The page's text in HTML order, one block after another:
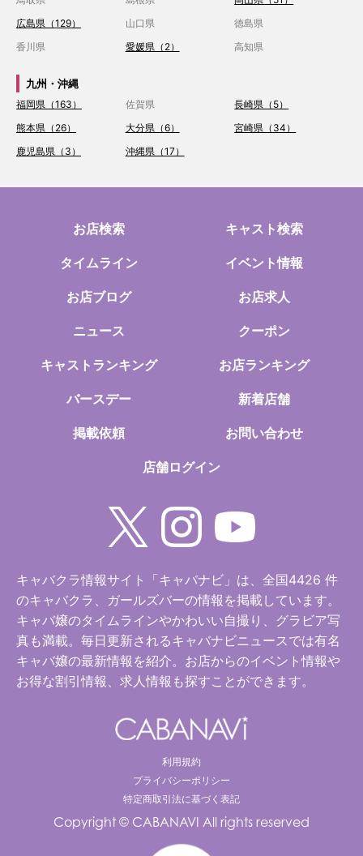
広島県（129）
山口県
徳島県
香川県
愛媛県（2） 高知県
九州・沖縄
福岡県（163） 佐賀県
長崎県（5）
熊本県（26）
大分県（6）
宮崎県（34）
鹿児島県（3）
沖縄県（17）
お店検索 キャスト検索
タイムライン イベント情報
お店ブログ お店求人
ニュース クーポン
キャストランキング お店ランキング
バースデー 新着店舗
掲載依頼 お問い合わせ
店舗ログイン
キャバクラ情報サイト「キャバナビ」は、全国4426 件
のキャバクラ、ガールズバーの情報を掲載しています。
キャバ嬢のタイムラインやかわいい自撮り、グラビア写
真も満載。毎日更新されるキャバナビニュースでは有名
キャバ嬢の最新情報を紹介。お店からのイベント情報や
お得な割引情報、求人情報も探すことができます。
利用規約
プライバシーポリシー
特定商取引法に基づく表記
Copyright © CABANAVI All rights reserved